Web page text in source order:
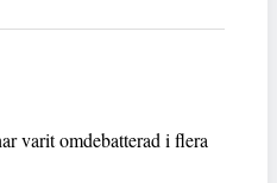
varit omdebatterad i flera